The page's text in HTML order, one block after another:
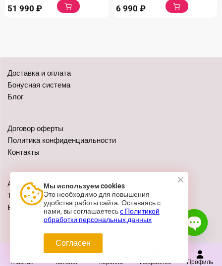
Главная Каталог Корзина Избранное Профиль
51 990 ₽ 6 990 ₽
Доставка и оплата
Бонусная система
Блог
Договор оферты
Политика конфиденциальности
Контакты
Адреса: г. Казань, ул. Чистопольская 79
Телефон:+7 (962) 555-41-02
E-mail:zakaz@festivalshop.ru
Open
Мы используем cookies
Это необходимо для повышения
удобства работы сайта. Оставаясь с
нами, вы соглашаетесьс Политикой
обработки персональных данных
Согласен